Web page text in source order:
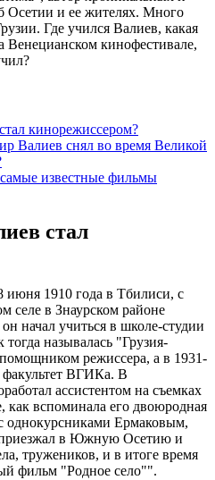
Осетии и ее жителях. Много
Где учился Валиев, какая
Венецианском кинофестивале,
кинорежиссером?
Валиев снял во время Великой
известные фильмы
стал
июня 1910 года в Тбилиси, с
селе в Знаурском районе
начал учиться в школе-студии
называлась "Грузия-
режиссера, а в 1931-
факультет ВГИКа. В
ассистентом на съемках
как вспоминала его двоюродная
однокурсниками Ермаковым,
в Южную Осетию и
тружеников, и в итоге время
фильм "Родное село"".